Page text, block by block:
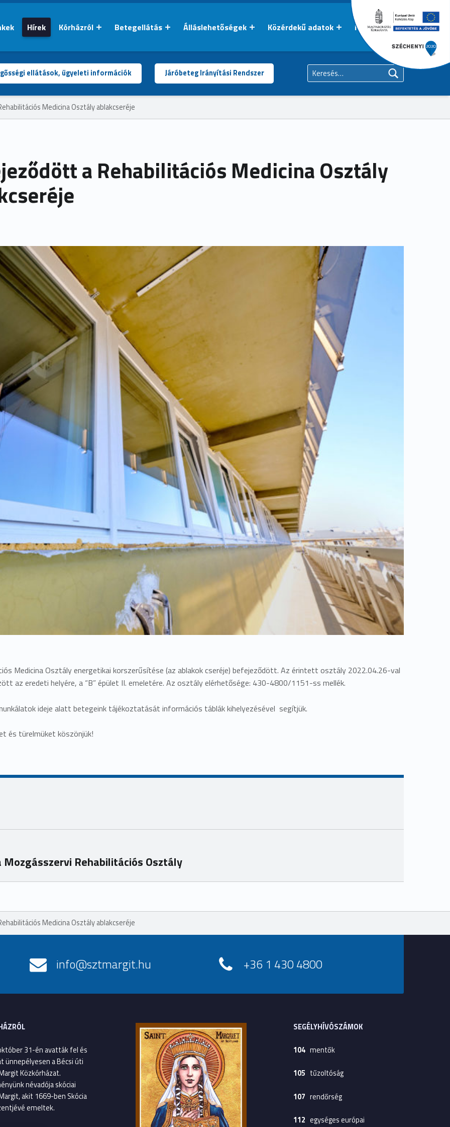
Hírek Kórházról Betegellátás Álláslehetőségek Közérdekű adatok Kapcsolat
ellátások, ügyeleti információk Járóbeteg Irányítási Rendszer
Medicina Osztály ablakcseréje
a Rehabilitációs Medicina Osztály
Medicina Osztály energetikai korszerűsítése (az ablakok cseréje) befejeződött. Az érintett osztály 2022.04.26-val
az eredeti helyére, a “B” épület II. emeletére. Az osztály elérhetősége: 430-4800/1151-ss mellék.
ideje alatt betegeink tájékoztatását információs táblák kihelyezésével segítjük.
és türelmüket köszönjük!
Rehabilitációs Osztály
Medicina Osztály ablakcseréje
info@sztmargit.hu +36 1 430 4800
31-én avatták fel és
ünnepélyesen a Bécsi úti
Közkórházat.
névadója skóciai
akit 1669-ben Skócia
emeltek.
SEGÉLYHÍVÓSZÁMOK
104mentők
105 tűzoltóság
107 rendőrség
112 egységes európai